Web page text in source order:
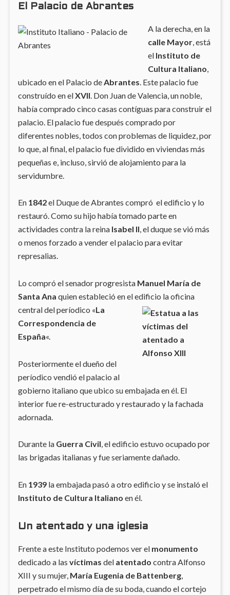
El Palacio de Abrantes
A la derecha, en la
calle Mayor, está
el Instituto de
Cultura Italiano
ubicado en el Palacio de Abrantes . Este palacio fue
construído en elXVII . Don Juan de Valencia, un noble,
había comprado cinco casas contíguas para construir el
palacio. El palacio fue después comprado por
diferentes nobles, todos con problemas de liquidez, por
lo que, al final, el palacio fue dividido en viviendas más
pequeñas e, incluso, sirvió de alojamiento para la
servidumbre.
En 1842el Duque de Abrantes compró el edificio y lo
restauró. Como su hijo había tomado parte en
actividades contra la reina Isabel II, el duque se vió más
o menos forzado a vender el palacio para evitar
represalias.
Lo compró el senador progresista Manuel María de
Santa Ana quien estableció en el edificio la oficina
central del períodico «La
Correspondencia de
España«.
Posteriormente el dueño del
períodico vendió el palacio al
gobierno italiano que ubico su embajada en él. El
interior fue re-estructurado y restaurado y la fachada
adornada.
Durante la Guerra Civil, el edificio estuvo ocupado por
las brigadas italianas y fue seriamente dañado.
En 1939la embajada pasó a otro edificio y se instaló el
Instituto de Cultura Italiano en él.
Un atentado y una iglesia
Frente a este Instituto podemos ver el monumento
dedicado a las víctimas del atentado contra Alfonso
XIII y su mujer, María Eugenia de Battenberg,
perpetrado el mismo día de su boda, cuando el cortejo